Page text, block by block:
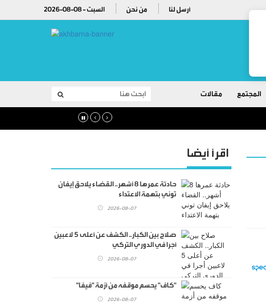
2026-08-08 - السبت من نحن أرسل لنا
المجتمع مقالات
اقرأ أيضا
حادثة عمرها 8 أشهر.. القضاء يلاحق إيفان
توني بتهمة الاعتداء
2026-08-07
صلاح بين الكبار.. الكشف عن أعلى 5 لاعبين
أجرا في الدوري التركي
2026-08-07
"كاف" يحسم موقفه من أزمة "فيفا"
2026-08-07